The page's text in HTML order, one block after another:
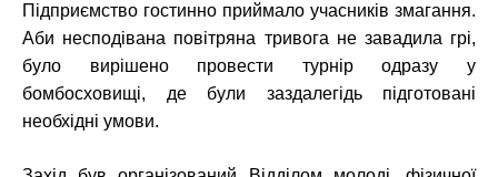
Підприємство гостинно приймало учасників змагання.
Аби несподівана повітряна тривога не завадила грі,
було вирішено провести турнір одразу у
бомбосховищі, де були заздалегідь підготовані
необхідні умови.